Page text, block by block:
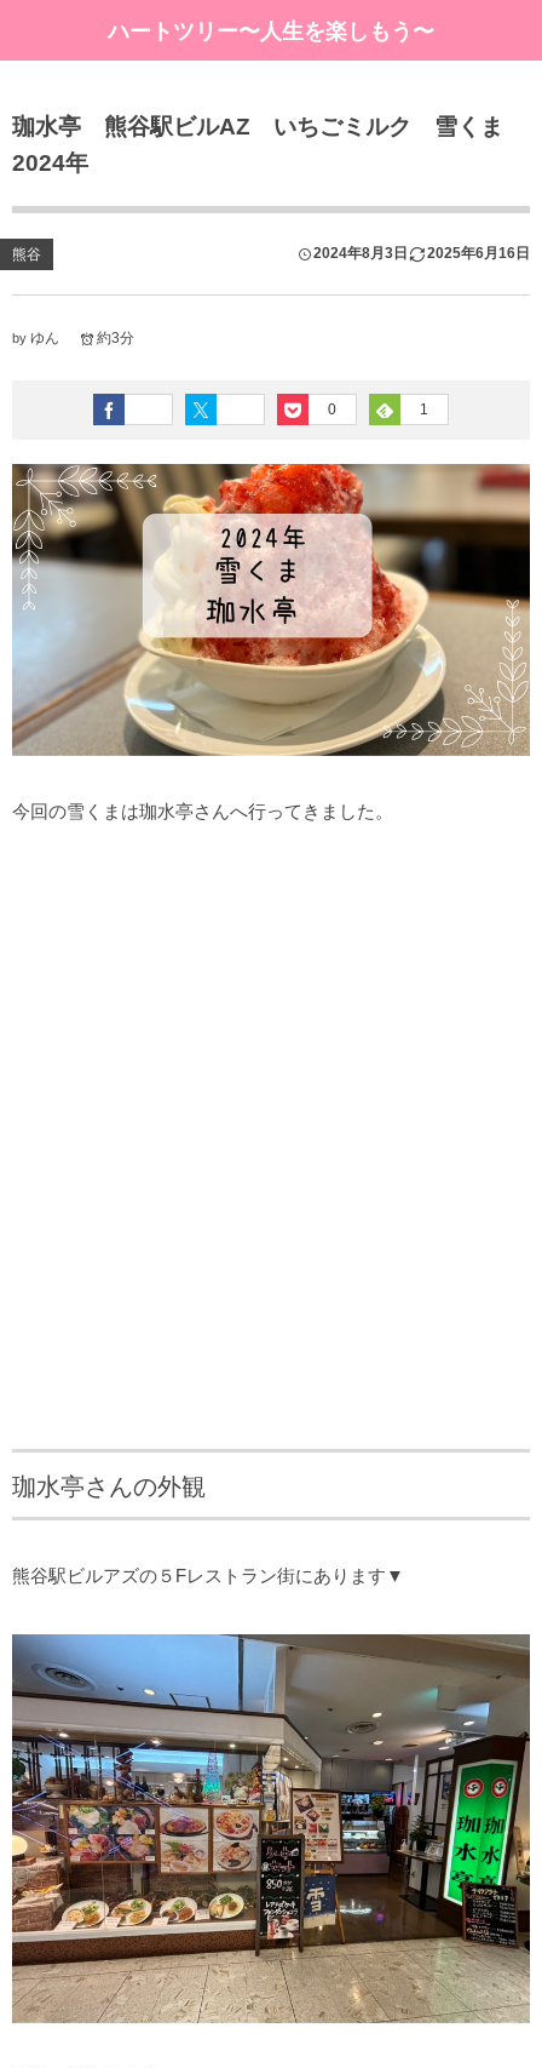
ハートツリー〜人生を楽しもう〜
珈水亭 熊谷駅ビルAZ いちごミルク 雪くま
2024年
熊谷 2024年8月3日 2025年6月16日
by ゆん 約3分
0 1
今回の雪くまは珈水亭さんへ行ってきました。
珈水亭さんの外観
熊谷駅ビルアズの５Fレストラン街にあります▼